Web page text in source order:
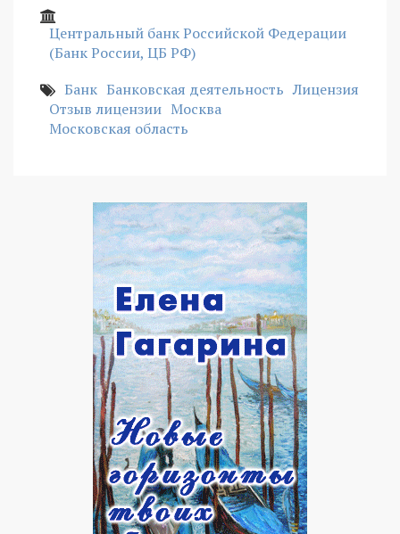
Центральный банк Российской Федерации
(Банк России, ЦБ РФ)
Банк Банковская деятельность Лицензия
Отзыв лицензии Москва
Московская область